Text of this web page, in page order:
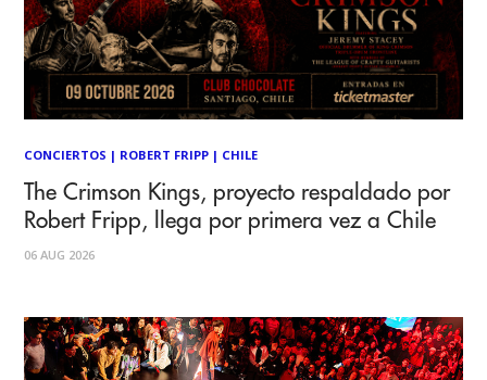
CONCIERTOS | ROBERT FRIPP | CHILE
The Crimson Kings, proyecto respaldado por
Robert Fripp, llega por primera vez a Chile
06 AUG 2026